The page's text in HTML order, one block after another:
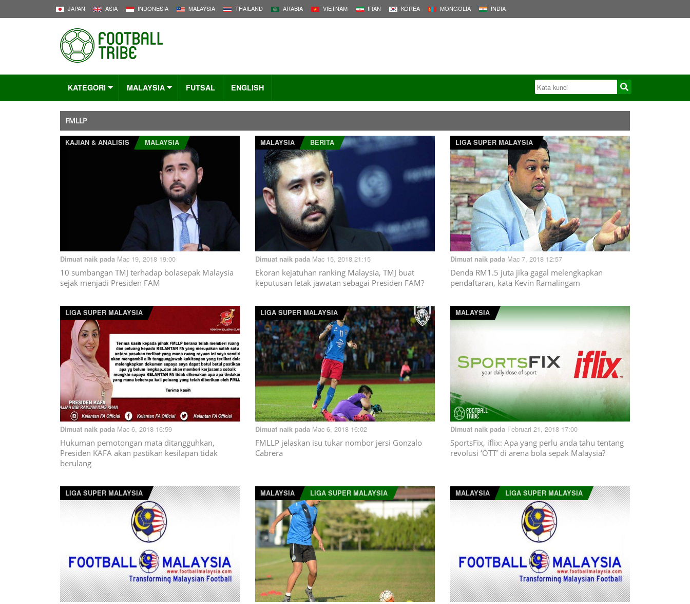
JAPAN ASIA INDONESIA MALAYSIA THAILAND ARABIA VIETNAM IRAN KOREA MONGOLIA INDIA
KATEGORI MALAYSIA FUTSAL ENGLISH
FMLLP
KAJIAN & ANALISIS MALAYSIA
Dimuat naik pada Mac 19, 2018 19:00
10 sumbangan TMJ terhadap bolasepak Malaysia
sejak menjadi Presiden FAM
MALAYSIA BERITA
Dimuat naik pada Mac 15, 2018 21:15
Ekoran kejatuhan ranking Malaysia, TMJ buat
keputusan letak jawatan sebagai Presiden FAM?
LIGA SUPER MALAYSIA
Dimuat naik pada Mac 7, 2018 12:57
Denda RM1.5 juta jika gagal melengkapkan
pendaftaran, kata Kevin Ramalingam
LIGA SUPER MALAYSIA
Dimuat naik pada Mac 6, 2018 16:59
Hukuman pemotongan mata ditangguhkan,
Presiden KAFA akan pastikan kesilapan tidak
berulang
LIGA SUPER MALAYSIA
Dimuat naik pada Mac 6, 2018 16:02
FMLLP jelaskan isu tukar nombor jersi Gonzalo
Cabrera
MALAYSIA
Dimuat naik pada Februari 21, 2018 17:00
SportsFix, iflix: Apa yang perlu anda tahu tentang
revolusi ‘OTT’ di arena bola sepak Malaysia?
LIGA SUPER MALAYSIA MALAYSIA LIGA SUPER MALAYSIA MALAYSIA LIGA SUPER MALAYSIA